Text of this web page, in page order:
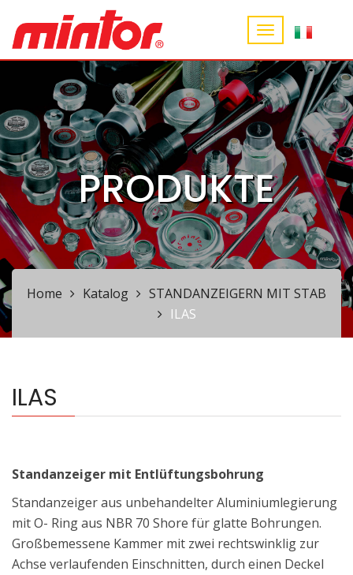
PRODUKTE
Home Katalog
STANDANZEIGERN MIT STAB
ILAS
ILAS
Standanzeiger mit Entlüftungsbohrung
Standanzeiger aus unbehandelter Aluminiumlegierung
mit O- Ring aus NBR 70 Shore für glatte Bohrungen.
Großbemessene Kammer mit zwei rechtswinklig zur
Achse verlaufenden Einschnitten, durch einen Deckel